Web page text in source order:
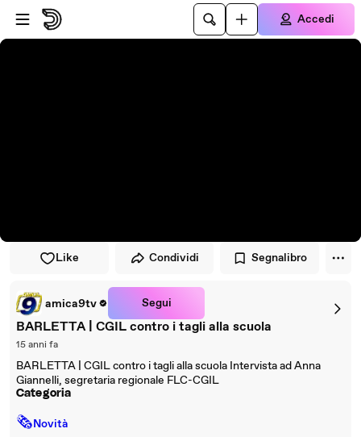
Vai al lettore
Passa al contenuto principale
Accedi
Like Condividi Segnalibro
amica9tv Segui
BARLETTA | CGIL contro i tagli alla scuola
15 anni fa
BARLETTA | CGIL contro i tagli alla scuola Intervista ad Anna
Giannelli, segretaria regionale FLC-CGIL
Categoria
🗞Novità